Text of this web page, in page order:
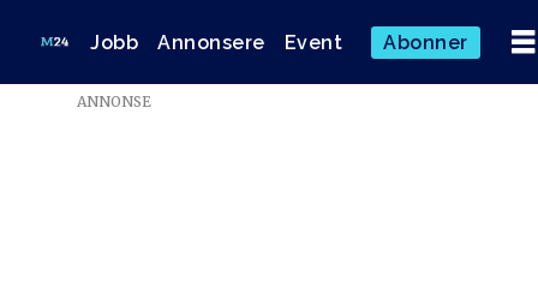
Jobb Annonsere Event Abonner
ANNONSE